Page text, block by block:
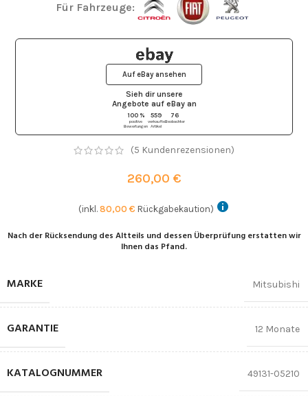
Für Fahrzeuge:
Sieh dir unsere
Angebote auf eBayan
100 %
positive
Bewertungen
559
verkaufte
Artikel
76
Beobachter
Auf eBay ansehen
(5 Kundenrezensionen)
260,00 €
(inkl. 80,00 € Rückgabekaution)
Nach der Rücksendung des Altteils und dessen Überprüfung erstatten wir
Ihnen das Pfand.
MARKE Mitsubishi
GARANTIE 12 Monate
KATALOGNUMMER 49131-05210